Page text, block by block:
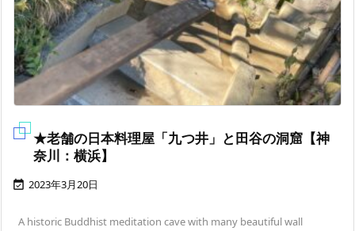
★老舗の日本料理屋「九つ井」と田谷の洞窟【神
奈川：横浜】
 2023年3月20日
A historic Buddhist meditation cave with many beautiful wall